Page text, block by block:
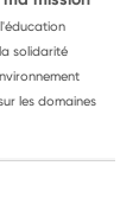
solidarité
les domaines